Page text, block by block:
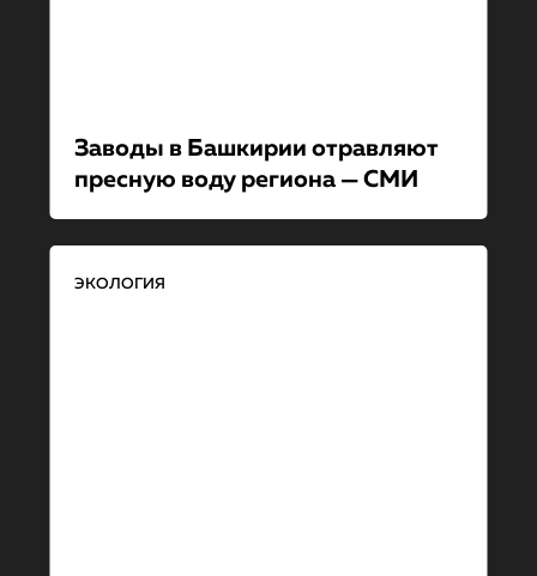
Заводы в Башкирии отравляют
пресную воду региона — СМИ
ЭКОЛОГИЯ